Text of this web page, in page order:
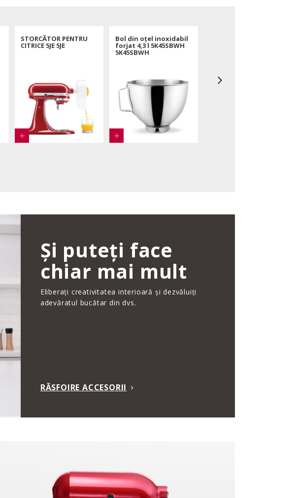
STORCĂTOR PENTRU
CITRICE 5JE 5JE
Bol din oțel inoxidabil
forjat 4,3 l 5K45SBWH
5K45SBWH
Și puteți face
chiar mai mult
Eliberați creativitatea interioară și dezvăluiți
adevăratul bucătar din dvs.
RĂSFOIRE ACCESORII